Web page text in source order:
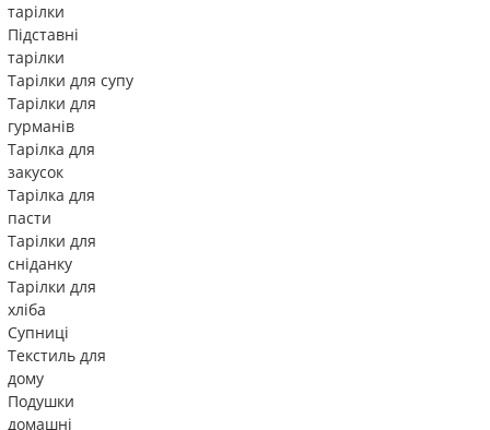
тарілки
Підставні
тарілки
Тарілки для супу
Тарілки для
гурманів
Тарілка для
закусок
Тарілка для
пасти
Тарілки для
сніданку
Тарілки для
хліба
Супниці
Текстиль для
дому
Подушки
домашні